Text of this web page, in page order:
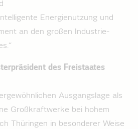
Energienutzung und
an den großen Industrie-
des Freistaates
Ausgangslage als
Großkraftwerke bei hohem
Thüringen in besonderer Weise